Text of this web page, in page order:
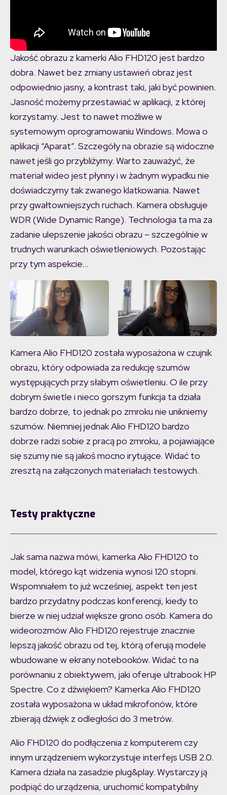
Jakość obrazu z kamerki Alio FHD120 jest bardzo
dobra. Nawet bez zmiany ustawień obraz jest
odpowiednio jasny, a kontrast taki, jaki być powinien.
Jasność możemy przestawiać w aplikacji, z której
korzystamy. Jest to nawet możliwe w
systemowym oprogramowaniu Windows. Mowa o
aplikacji “Aparat”. Szczegóły na obrazie są widoczne
nawet jeśli go przybliżymy. Warto zauważyć, że
materiał wideo jest płynny i w żadnym wypadku nie
doświadczymy tak zwanego klatkowania. Nawet
przy gwałtowniejszych ruchach. Kamera obsługuje
WDR (Wide Dynamic Range). Technologia ta ma za
zadanie ulepszenie jakości obrazu – szczególnie w
trudnych warunkach oświetleniowych. Pozostając
przy tym aspekcie…
Kamera Alio FHD120 została wyposażona w czujnik
obrazu, który odpowiada za redukcję szumów
występujących przy słabym oświetleniu. O ile przy
dobrym świetle i nieco gorszym funkcja ta działa
bardzo dobrze, to jednak po zmroku nie unikniemy
szumów. Niemniej jednak Alio FHD120 bardzo
dobrze radzi sobie z pracą po zmroku, a pojawiające
się szumy nie są jakoś mocno irytujące. Widać to
zresztą na załączonych materiałach testowych.
Testy praktyczne
Jak sama nazwa mówi, kamerka Alio FHD120 to
model, którego kąt widzenia wynosi 120 stopni.
Wspomniałem to już wcześniej, aspekt ten jest
bardzo przydatny podczas konferencji, kiedy to
bierze w niej udział większe grono osób. Kamera do
wideorozmów Alio FHD120 rejestruje znacznie
lepszą jakość obrazu od tej, którą oferują modele
wbudowane w ekrany notebooków. Widać to na
porównaniu z obiektywem, jaki oferuje ultrabook HP
Spectre. Co z dźwiękiem? Kamerka Alio FHD120
została wyposażona w układ mikrofonów, które
zbierają dźwięk z odległości do 3 metrów.
Alio FHD120 do podłączenia z komputerem czy
innym urządzeniem wykorzystuje interfejs USB 2.0.
Kamera działa na zasadzie plug&play. Wystarczy ją
podpiąć do urządzenia, uruchomić kompatybilny